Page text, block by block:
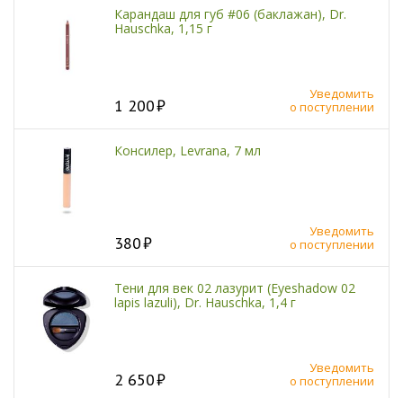
Карандаш для губ #06 (баклажан), Dr.
Hauschka, 1,15 г
1 200
Уведомить
о поступлении
Консилер, Levrana, 7 мл
380
Уведомить
о поступлении
Тени для век 02 лазурит (Eyeshadow 02
lapis lazuli), Dr. Hauschka, 1,4 г
2 650
Уведомить
о поступлении